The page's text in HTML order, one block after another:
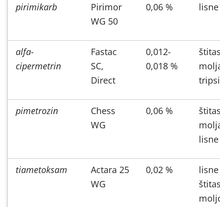
pirimikarb
Pirimor
WG 50
0,06 %
alfa-
cipermetrin
Fastac
SC,
Direct
0,012-
0,018 %
tripsi
pimetrozin
Chess
WG
0,06 %
tiametoksam
Actara 25
WG
0,02 %